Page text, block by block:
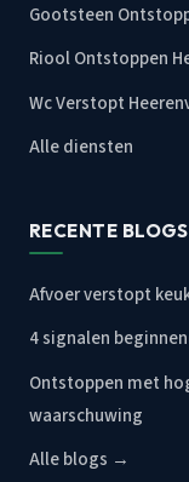
Gootsteen
Riool Ontstoppen
Wc Verstopt
Alle diensten
RECENTE BLOGS
Afvoer verstopt
4 signalen
Ontstoppen met
waarschuwing
Alle blogs →